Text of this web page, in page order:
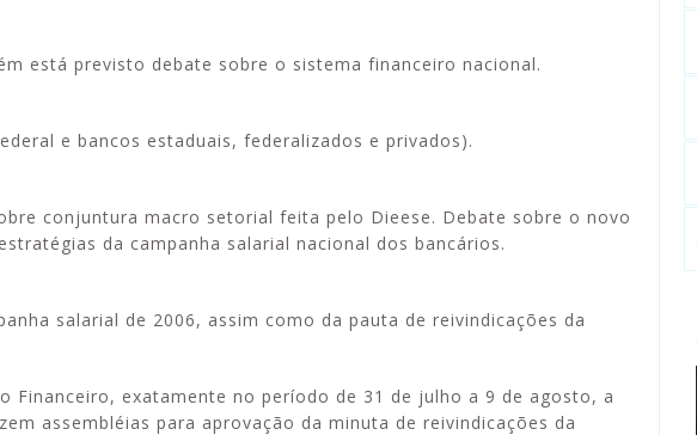
está previsto debate sobre o sistema financeiro nacional.
e bancos estaduais, federalizados e privados).
conjuntura macro setorial feita pelo Dieese. Debate sobre o novo
da campanha salarial nacional dos bancários.
salarial de 2006, assim como da pauta de reivindicações da
Financeiro, exatamente no período de 31 de julho a 9 de agosto, a
assembléias para aprovação da minuta de reivindicações da